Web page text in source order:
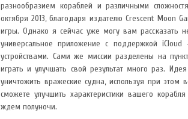
разнообразием кораблей и различными
октября 2013, благодаря издателю Crescent Moon
игры. Однако я сейчас уже могу вам рассказать
универсальное приложение с поддержкой
устройствами. Сами же миссии разделены на
играть и улучшать свой результат много раз.
уничтожить вражеские судна, используя при
сможете улучшить характеристики вашего
ждем полуночи.